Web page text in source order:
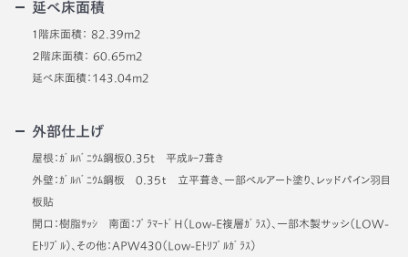
延べ床面積
１階床面積： 82.39m2
２階床面積： 60.65m2
延べ床面積：143.04m2
外部仕上げ
屋根：ｶﾞﾙﾊﾞﾆｳﾑ鋼板0.35t 平成ﾙｰﾌ葺き
外壁：ｶﾞﾙﾊﾞﾆｳﾑ鋼板 0.35ｔ 立平葺き、一部ベルアート塗り、レッドパイン羽目
板貼
開口：樹脂ｻｯｼ 南面：ﾌﾟﾗﾏｰﾄﾞH（Low-E複層ｶﾞﾗｽ）、一部木製サッシ（LOW-
Eﾄﾘﾌﾟﾙ）、その他：APW430（Low-Eﾄﾘﾌﾟﾙｶﾞﾗｽ）